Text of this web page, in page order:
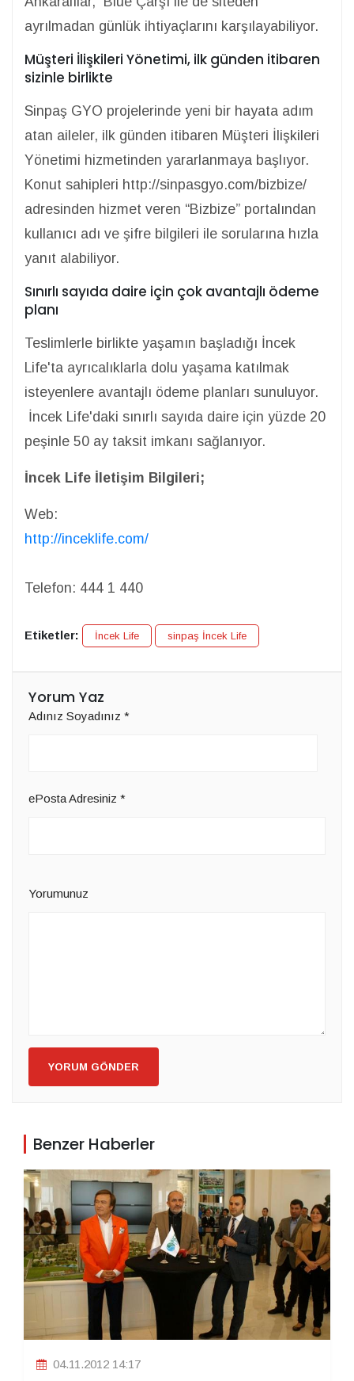
ayrılmadan günlük ihtiyaçlarını karşılayabiliyor.
Müşteri İlişkileri Yönetimi, ilk günden itibaren
sizinle birlikte
Sinpaş GYO projelerinde yeni bir hayata adım
atan aileler, ilk günden itibaren Müşteri İlişkileri
Yönetimi hizmetinden yararlanmaya başlıyor.
Konut sahipleri http://sinpasgyo.com/bizbize/
adresinden hizmet veren “Bizbize” portalından
kullanıcı adı ve şifre bilgileri ile sorularına hızla
yanıt alabiliyor.
Sınırlı sayıda daire için çok avantajlı ödeme
planı
Teslimlerle birlikte yaşamın başladığı İncek
Life'ta ayrıcalıklarla dolu yaşama katılmak
isteyenlere avantajlı ödeme planları sunuluyor.
İncek Life'daki sınırlı sayıda daire için yüzde 20
peşinle 50 ay taksit imkanı sağlanıyor.
İncek Life İletişim Bilgileri;
Web:
http://inceklife.com/
Telefon: 444 1 440
Etiketler: İncek Life sinpaş İncek Life
Yorum Yaz
Adınız Soyadınız *
ePosta Adresiniz *
Yorumunuz
YORUM GÖNDER
Benzer Haberler
04.11.2012 14:17